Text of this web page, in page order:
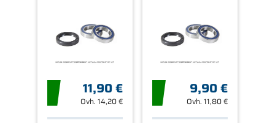
11,90 €
Ovh. 14,20 €
9,90 €
Ovh.11,80 €